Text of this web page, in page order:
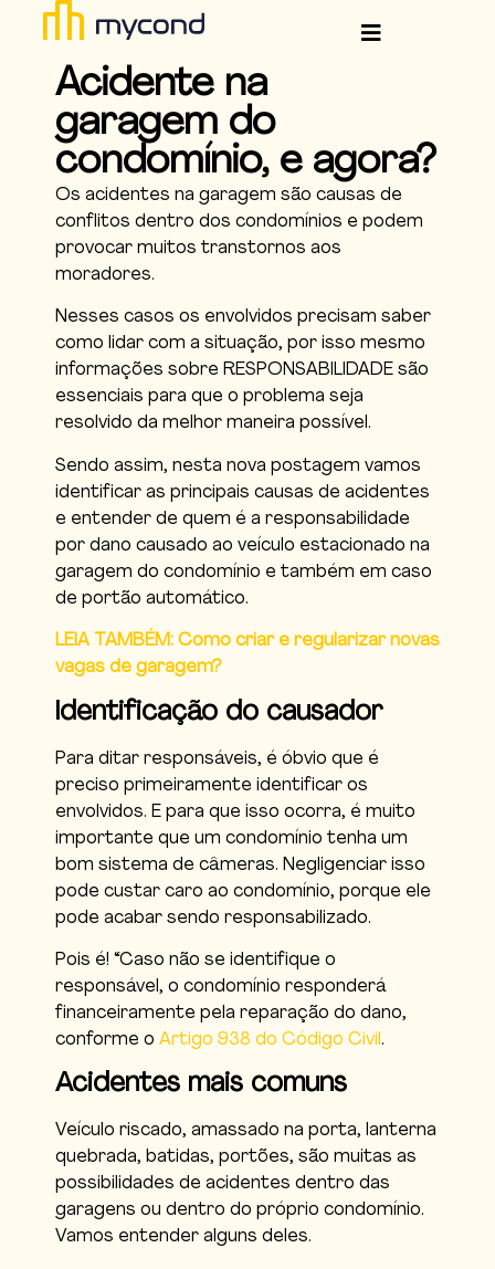
Acidente na
garagem do
condomínio, e agora?
Os acidentes na garagem são causas de
conflitos dentro dos condomínios e podem
provocar muitos transtornos aos
moradores.
Nesses casos os envolvidos precisam saber
como lidar com a situação, por isso mesmo
informações sobre RESPONSABILIDADE são
essenciais para que o problema seja
resolvido da melhor maneira possível.
Sendo assim, nesta nova postagem vamos
identificar as principais causas de acidentes
e entender de quem é a responsabilidade
por dano causado ao veículo estacionado na
garagem do condomínio e também em caso
de portão automático.
LEIA TAMBÉM: Como criar e regularizar novas
vagas de garagem?
Identificação do causador
Para ditar responsáveis, é óbvio que é
preciso primeiramente identificar os
envolvidos. E para que isso ocorra, é muito
importante que um condomínio tenha um
bom sistema de câmeras. Negligenciar isso
pode custar caro ao condomínio, porque ele
pode acabar sendo responsabilizado.
Pois é! “Caso não se identifique o
responsável, o condomínio responderá
financeiramente pela reparação do dano,
conforme o Artigo 938 do Código Civil .
Acidentes mais comuns
Veículo riscado, amassado na porta, lanterna
quebrada, batidas, portões, são muitas as
possibilidades de acidentes dentro das
garagens ou dentro do próprio condomínio.
Vamos entender alguns deles.